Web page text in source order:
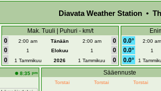
Diavata Weather Station •
Mak. Tuuli | Puhuri - km/t
0
2:00 am Tänään 2:00 am
0
0
1 Elokuu 1
0
0
1 Tammikuu 2026 1 Tammikuu 0
0.0°
2:00 am
0.0°
1
0.0°
1
8:35 pm Sääennuste
Torstai
Torstai Torstai